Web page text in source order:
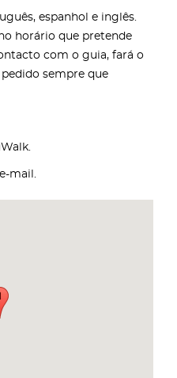
espanhol e inglês.
horário que pretende
com o guia, fará o
sempre que
mail.